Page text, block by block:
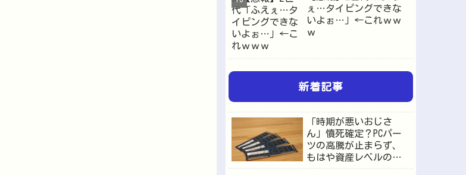
ぇ…タイピングできな
いよぉ…」←これｗｗ
ｗ
新着記事
「時期が悪いおじさ
ん」憤死確定？PCパー
ツの高騰が止まらず、
もはや資産レベルの価